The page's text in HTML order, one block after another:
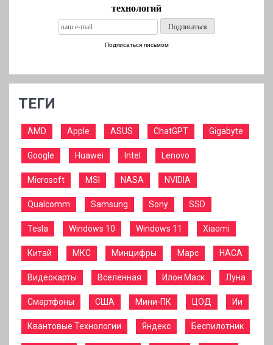
технологий
Подписаться письмом
ТЕГИ
AMD Apple ASUS ChatGPT Gigabyte
Google Huawei Intel Lenovo
Microsoft MSI NASA NVIDIA
Qualcomm Samsung Sony SSD
Tesla Windows 10 Windows 11 Xiaomi
Китай МКС Минцифры Марс НАСА
Видеокарты Вселенная Илон Маск Луна
Смартфоны США Мини-ПК ЦОД Ии
Квантовые Технологии Яндекс Беспилотник